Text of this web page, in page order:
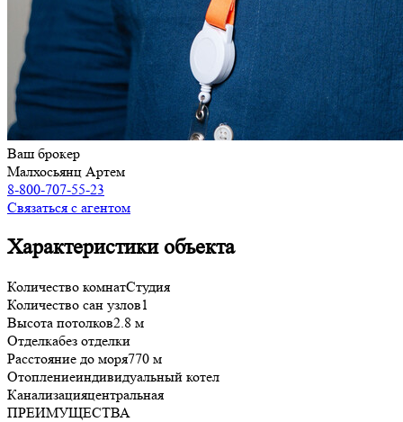
Ваш брокер
Малхосьянц Артем
8-800-707-55-23
Связаться с агентом
Характеристики объекта
Количество комнатСтудия
Количество сан узлов1
Высота потолков2.8 м
Отделкабез отделки
Расстояние до моря770 м
Отоплениеиндивидуальный котел
Канализацияцентральная
ПРЕИМУЩЕСТВА